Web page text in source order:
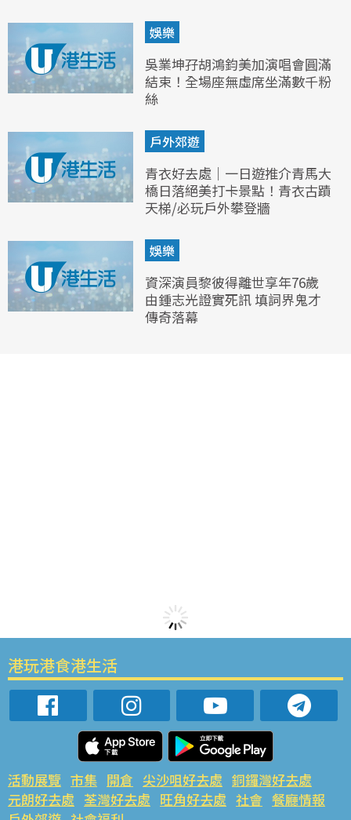
娛樂
吳業坤孖胡鴻鈞美加演唱會圓滿
結束！全場座無虛席坐滿數千粉
絲
戶外郊遊
青衣好去處｜一日遊推介青馬大
橋日落絕美打卡景點！青衣古蹟
天梯/必玩戶外攀登牆
娛樂
資深演員黎彼得離世享年76歲
由鍾志光證實死訊 填詞界鬼才
傳奇落幕
港玩港食港生活
活動展覽 市集 開倉 尖沙咀好去處 銅鑼灣好去處
元朗好去處 荃灣好去處 旺角好去處 社會 餐廳情報